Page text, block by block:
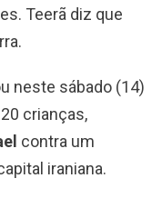
Teerã diz que
neste sábado (14)
crianças,
contra um
iraniana.